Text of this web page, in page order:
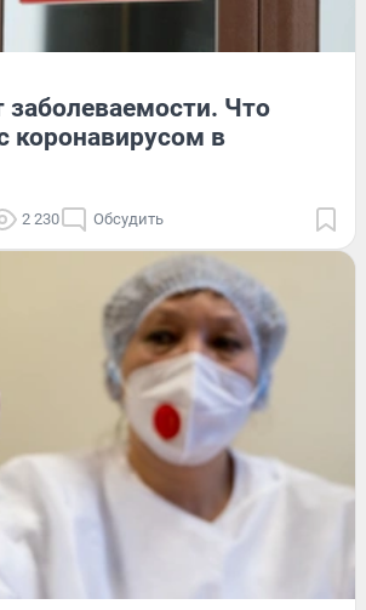
заболеваемости. Что
коронавирусом в
2 230 Обсудить